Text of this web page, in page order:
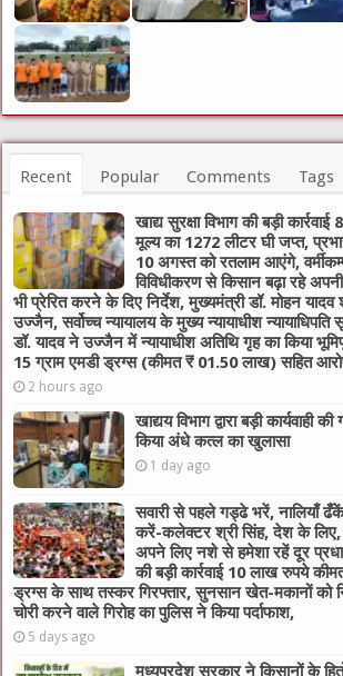
Recent Popular Comments Tags
खाद्य सुरक्षा विभाग की बड़ी
मूल्य का 1272 लीटर घी जप्त,
10 अगस्त को रतलाम आएंगे,
विविधीकरण से किसान बढ़ा रहे
भी प्रेरित करने के दिए निर्देश, मुख्यमंत्री डॉ. मोहन
उज्जैन, सर्वोच्च न्यायालय के मुख्‍य न्‍यायाधीश
डॉ. यादव ने उज्जैन में न्यायाधीश अतिथि गृह का किया
15 ग्राम एमडी ड्रग्स (कीमत ₹ 01.50 लाख) सहित
2 hours ago
खाद्यय विभाग द्वारा बड़ी
किया अंधे कत्ल का खुलासा
1 day ago
सवारी से पहले गड्ढे भरें, नालियाँ
करें-कलेक्टर श्री सिंह, देश के लिए,
अपने लिए नशे से हमेशा रहें दूर
की बड़ी कार्रवाई 10 लाख रुपये
ड्रग्स के साथ तस्कर गिरफ्तार, सुनसान खेत-मकानों को
चोरी करने वाले गिरोह का पुलिस ने किया पर्दाफाश,
5 days ago
मध्यप्रदेश सरकार ने किसानों के